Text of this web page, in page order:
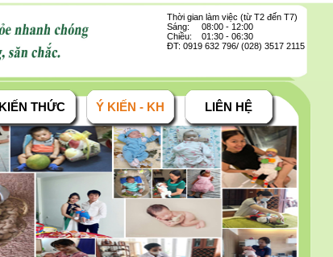
Thời gian làm việc (từ T2 đến T7)
Sáng: 08:00 - 12:00
Chiều: 01:30 - 06:30
ĐT: 0919 632 796/ (028) 3517 2115
KIẾN THỨC Ý KIẾN - KH LIÊN HỆ